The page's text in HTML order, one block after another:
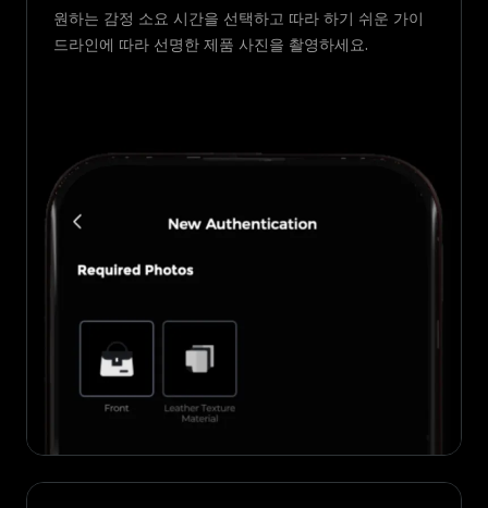
원하는 감정 소요 시간을 선택하고 따라 하기 쉬운 가이
드라인에 따라 선명한 제품 사진을 촬영하세요.